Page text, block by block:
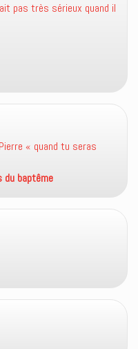
pas très sérieux quand il
« quand tu seras
du baptême